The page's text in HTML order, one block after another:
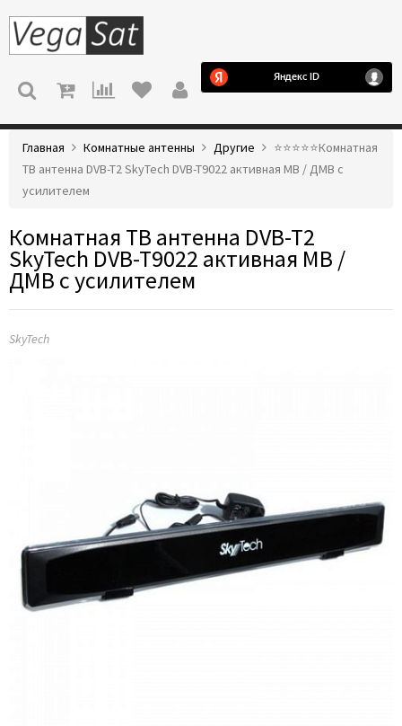
МЕНЮ
Главная Комнатные антенны Другие
⭐️⭐️⭐️⭐️⭐️Комнатная
ТВ антенна DVB-T2 SkyTech DVB-T9022 активная МВ / ДМВ с
усилителем
Комнатная ТВ антенна DVB-T2
SkyTech DVB-T9022 активная МВ /
ДМВ с усилителем
SkyTech